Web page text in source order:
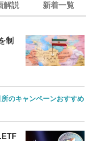
解説 新着一覧
制
のキャンペーンおすすめ
ETF